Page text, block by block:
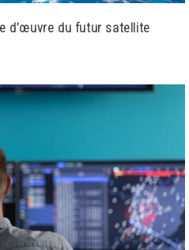
d’œuvre du futur satellite